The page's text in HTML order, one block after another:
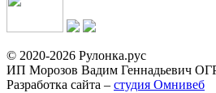
© 2020-2026 Рулонка.рус
ИП Морозов Вадим Геннадьевич
Разработка сайта – студия Омнивеб